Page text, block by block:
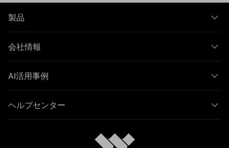
製品
会社情報
AI活用事例
ヘルプセンター